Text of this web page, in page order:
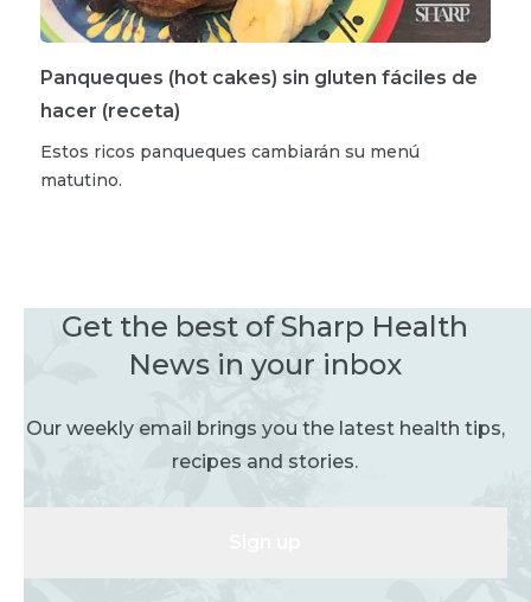
Panqueques (hot cakes) sin gluten fáciles de
hacer (receta)
Estos ricos panqueques cambiarán su menú
matutino.
Get the best of Sharp Health
News in your inbox
Our weekly email brings you the latest health tips,
recipes and stories.